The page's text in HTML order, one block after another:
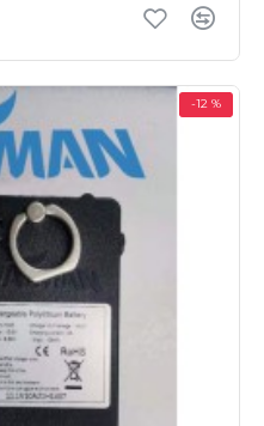
-12 %